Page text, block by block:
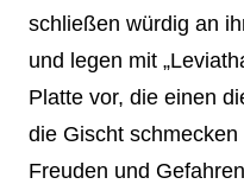
schließen würdig an
und legen mit
Platte vor, die einen
die Gischt
Freuden und